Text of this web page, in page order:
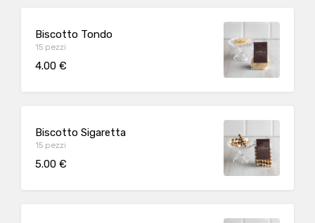
Biscotto Tondo
15 pezzi
4.00 €
Biscotto Sigaretta
15 pezzi
5.00 €